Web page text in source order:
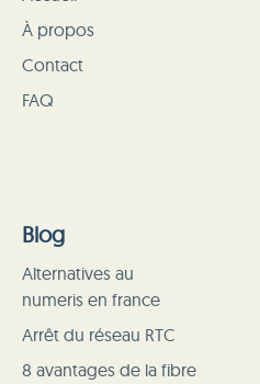
À propos
Contact
FAQ
Blog
Alternatives au
numeris en france
Arrêt du réseau RTC
8 avantages de la fibre